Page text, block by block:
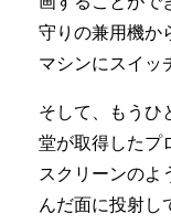
守りの兼用機か
マシンにスイッ
そして、もうひ
堂が取得したプ
スクリーンのよ
んだ面に投射し